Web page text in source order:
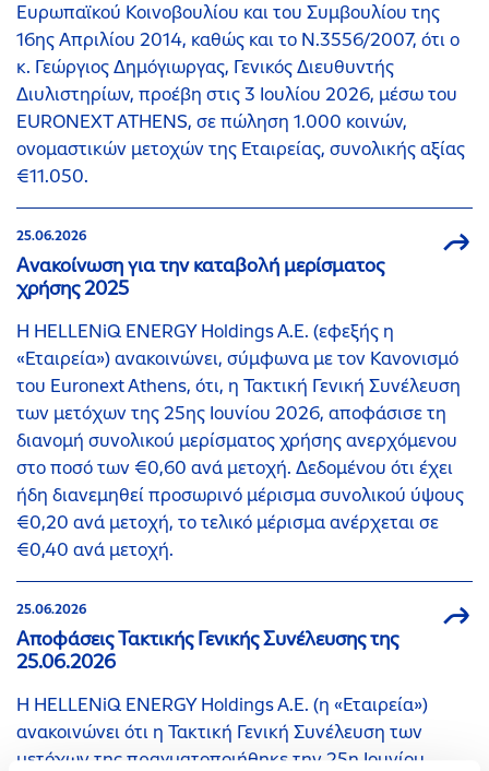
Ευρωπαϊκού Κοινοβουλίου και του Συμβουλίου της
16ης Απριλίου 2014, καθώς και το Ν.3556/2007, ότι ο
κ. Γεώργιος Δημόγιωργας, Γενικός Διευθυντής
Διυλιστηρίων, προέβη στις 3 Ιουλίου 2026, μέσω του
EURONEXT ATHENS, σε πώληση 1.000 κοινών,
ονομαστικών μετοχών της Εταιρείας, συνολικής αξίας
€11.050.
25.06.2026
Ανακοίνωση για την καταβολή μερίσματος
χρήσης 2025
Η HELLENiQ ENERGY Holdings A.E. (εφεξής η
«Εταιρεία») ανακοινώνει, σύμφωνα με τον Κανονισμό
του Euronext Athens, ότι, η Τακτική Γενική Συνέλευση
των μετόχων της 25ης Ιουνίου 2026, αποφάσισε τη
διανομή συνολικού μερίσματος χρήσης ανερχόμενου
στο ποσό των €0,60 ανά μετοχή. Δεδομένου ότι έχει
ήδη διανεμηθεί προσωρινό μέρισμα συνολικού ύψους
€0,20 ανά μετοχή, το τελικό μέρισμα ανέρχεται σε
€0,40 ανά μετοχή.
25.06.2026
Αποφάσεις Τακτικής Γενικής Συνέλευσης της
25.06.2026
Η HELLENiQ ENERGY Holdings A.E. (η «Εταιρεία»)
ανακοινώνει ότι η Τακτική Γενική Συνέλευση των
μετόχων της πραγματοποιήθηκε την 25η Ιουνίου